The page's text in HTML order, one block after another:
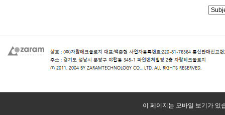
이 페이지는 모바일 보기가 있